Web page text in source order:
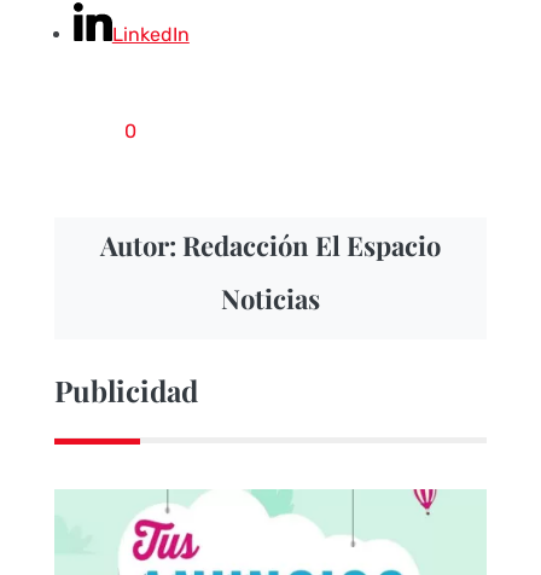
LinkedIn
0
Autor: Redacción El Espacio
Noticias
Publicidad